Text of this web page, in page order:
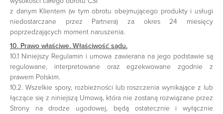
z danym Klientem (w tym obrotu obejmującego produkty i usługi
niedostarczane przez Partnera) za okres 24 miesięcy
poprzedzających moment naruszenia.
10. Prawo właściwe. Właściwość sądu.
10.1 Niniejszy Regulamin i umowa zawierana na jego podstawie są
regulowane, interpretowane oraz egzekwowane zgodnie z
prawem Polskim.
10.2. Wszelkie spory, rozbieżności lub roszczenia wynikające z lub
łączące się z niniejszą Umową, która nie zostaną rozwiązane przez
Strony na drodze ugodowej, będą ostatecznie i wyłącznie